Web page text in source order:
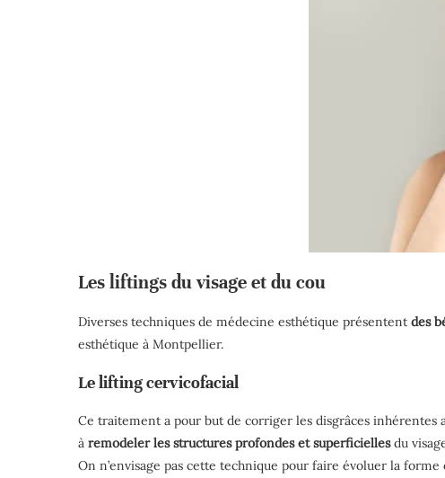
Les liftings du visage et du cou
Diverses techniques de médecine esthétique présentent des
esthétique à Montpellier.
Le lifting cervicofacial
Ce traitement a pour but de corriger les disgrâces
à remodeler les structures profondes et superficiellesdu
On n’envisage pas cette technique pour faire évoluer la